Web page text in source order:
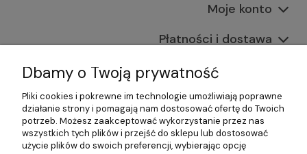
Moje konto
Płatności i dostawa
Informacje
O nas
Dbamy o Twoją prywatność
Pliki cookies i pokrewne im technologie umożliwiają poprawne
działanie strony i pomagają nam dostosować ofertę do Twoich
potrzeb. Możesz zaakceptować wykorzystanie przez nas
wszystkich tych plików i przejść do sklepu lub dostosować
użycie plików do swoich preferencji, wybierając opcję